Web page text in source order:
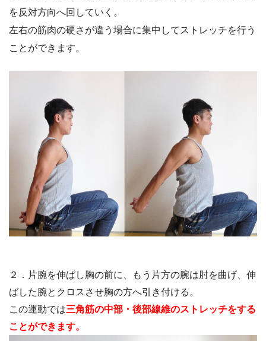
を反対方向へ回していく。
左右の筋肉の硬さが違う場合に集中してストレッチを行う
ことができます。
２．片腕を伸ばし胸の前に、もう片方の腕は肘を曲げ、伸
ばした腕とクロスさせ胸の方へ引き付ける。
この運動では三角筋の中部・後部線維のストレッチをする
ことができます。